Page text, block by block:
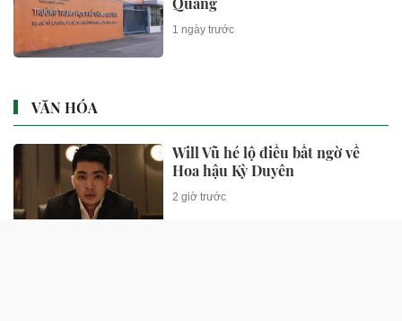
1 ngày trước
VĂN HÓA
Will Vũ hé lộ điều bất ngờ về
Hoa hậu Kỳ Duyên
2 giờ trước